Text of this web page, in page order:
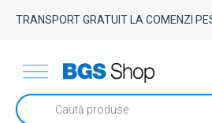
TRANSPORT GRATUIT LA COMENZI
Products
search